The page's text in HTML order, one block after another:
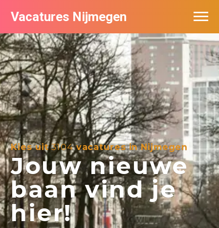
Vacatures Nijmegen
Kies uit3104vacatures in Nijmegen
Jouw nieuwe
baan vind je
hier!
Vacatures per bedrijf
De populairste vacatures in Nijmegen
Nieuwsbrief feed